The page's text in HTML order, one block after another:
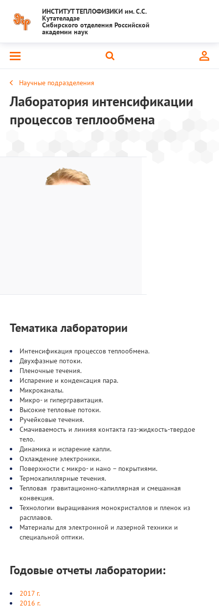
ИНСТИТУТ ТЕПЛОФИЗИКИ им. С.С.
Кутателадзе
Сибирского отделения Российской
академии наук
Научные подразделения
Лаборатория интенсификации
процессов теплообмена
Тематика лаборатории
Интенсификация процессов теплообмена.
Двухфазные потоки.
Пленочные течения.
Испарение и конденсация пара.
Микроканалы.
Микро- и гипергравитация.
Высокие тепловые потоки.
Ручейковые течения.
Смачиваемость и линияя контакта газ-жидкость-твердое
тело.
Динамика и испарение капли.
Охлаждение электроники.
Поверхности с микро- и нано – покрытиями.
Термокапиллярные течения.
Тепловая гравитационно-капиллярная и смешанная
конвекция.
Технологии выращивания монокристаллов и пленок из
расплавов.
Материалы для электронной и лазерной техники и
специальной оптики.
Годовые отчеты лаборатории:
2017 г.
2016 г.